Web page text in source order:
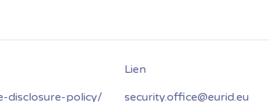
disclosure-policy/ security.office@eurid.eu